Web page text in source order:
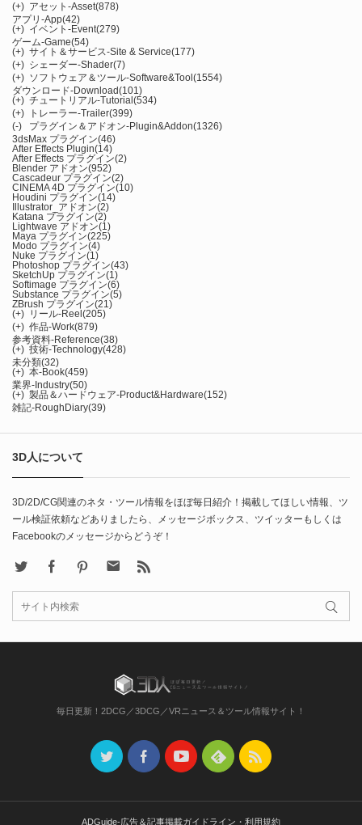
(+) アセット-Asset(878)
アプリ-App(42)
(+) イベント-Event(279)
ゲーム-Game(54)
(+) サイト＆サービス-Site & Service(177)
(+) シェーダー-Shader(7)
(+) ソフトウェア＆ツール-Software&Tool (1554)
ダウンロード-Download(101)
(+) チュートリアル-Tutorial (534)
(+)
トレーラー-Trailer(399)
(-)
プラグイン＆アドオン-Plugin&Addon(1326)
3dsMax プラグイン(46)
After Effects Plugin(14)
After Effects プラグイン(2)
Blender アドオン(952)
Cascadeur プラグイン(2)
CINEMA 4D プラグイン(10)
Houdini プラグイン(14)
Illustrator_アドオン(2)
Katana プラグイン(2)
Lightwave アドオン(1)
Maya プラグイン(225)
Modo プラグイン(4)
Nuke プラグイン(1)
Photoshop プラグイン(43)
SketchUp プラグイン(1)
Softimage プラグイン(6)
Substance プラグイン(5)
ZBrush プラグイン(21)
(+) リール-Reel (205)
(+) 作品-Work(879)
参考資料-Reference(38)
(+) 技術-Technology(428)
未分類(32)
(+) 本-Book(459)
業界-Industry(50)
(+) 製品＆ハードウェア-Product&Hardware(152)
雑記-RoughDiary(39)
3D人について
3D/2D/CG関連のネタ・ツール情報をほぼ毎日紹介！掲載してほしい情報、ツ
ール検証依頼などありましたら、メッセージボックス、ツイッターもしくは
Facebookのメッセージからどうぞ！
FacebookPinterest Contact
毎日更新！2DCG／3DCG／VRニュース＆ツール情報サイト！
ADGuide-広告＆記事掲載ガイドライン・利用規約